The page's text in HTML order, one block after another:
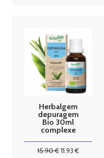
Herbalgem
depuragem
Bio 30ml
complexe
15.90€11.93€